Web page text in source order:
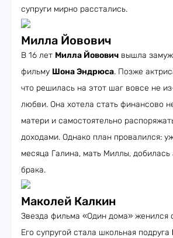
супруги мирно расстались.
Милла Йовович
В 16 лет Милла Йовович вышла замуж
фильму Шона Эндрюса. Позже
что решилась на этот шаг вовсе не
любви. Она хотела стать финансово
матери и самостоятельно
доходами. Однако план провалился:
месяца Галина, мать Миллы, добилась
брака.
Маколей Калкин
Звезда фильма «Один дома» женился
Его супругой стала школьная подруга